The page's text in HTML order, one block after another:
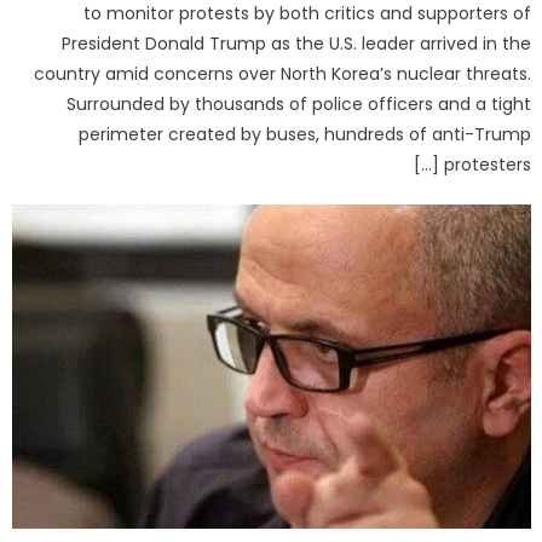
to monitor protests by both critics and supporters of
President Donald Trump as the U.S. leader arrived in the
country amid concerns over North Korea’s nuclear threats.
Surrounded by thousands of police officers and a tight
perimeter created by buses, hundreds of anti-Trump
protesters […]